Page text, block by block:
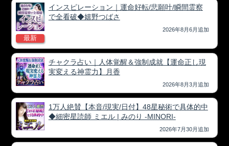
最新
インスピレーション｜運命好転/悲願叶/瞬間霊察
で全看破◆嬉野つばさ
2026年8月6月追加
チャクラ占い｜人体覚醒＆強制成就【運命正し現
実変える神霊力】月香
2026年8月3月追加
1万人絶賛【本音/現実/日付】48星秘術で具体的中
◆細密星読師 ミエル | みのり -MINORI-
2026年7月30月追加